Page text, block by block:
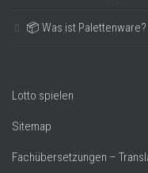
📦 Was ist
Lotto spielen
Sitemap
Fachübersetzungen –